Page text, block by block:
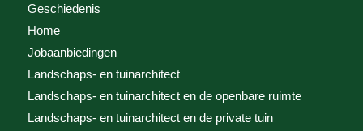
Geschiedenis
Home
Jobaanbiedingen
Landschaps- en tuinarchitect
Landschaps- en tuinarchitect en de openbare ruimte
Landschaps- en tuinarchitect en de private tuin